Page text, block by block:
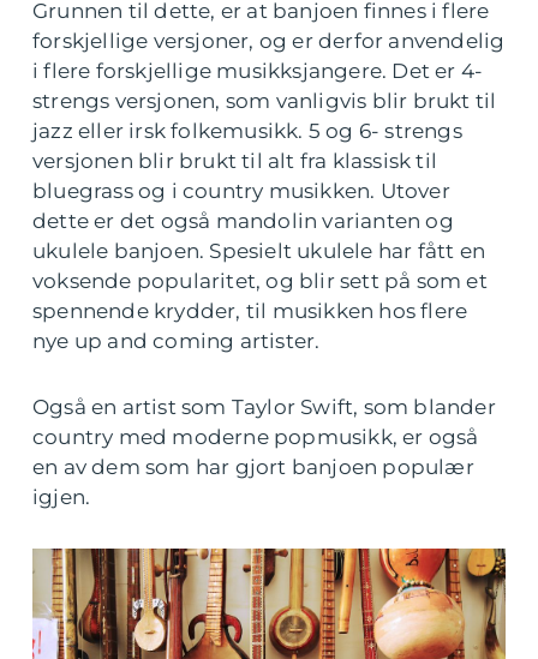
Grunnen til dette, er at banjoen finnes i flere
forskjellige versjoner, og er derfor anvendelig
i flere forskjellige musikksjangere. Det er 4-
strengs versjonen, som vanligvis blir brukt til
jazz eller irsk folkemusikk. 5 og 6- strengs
versjonen blir brukt til alt fra klassisk til
bluegrass og i country musikken. Utover
dette er det også mandolin varianten og
ukulele banjoen. Spesielt ukulele har fått en
voksende popularitet, og blir sett på som et
spennende krydder, til musikken hos flere
nye up and coming artister.
Også en artist som Taylor Swift, som blander
country med moderne popmusikk, er også
en av dem som har gjort banjoen populær
igjen.